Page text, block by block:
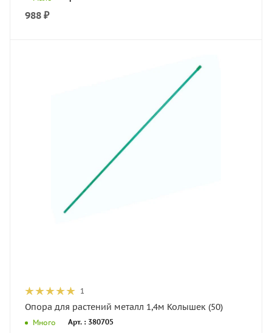
988 ₽
1
Опора для растений металл 1,4м Колышек (50)
Много Арт. : 380705